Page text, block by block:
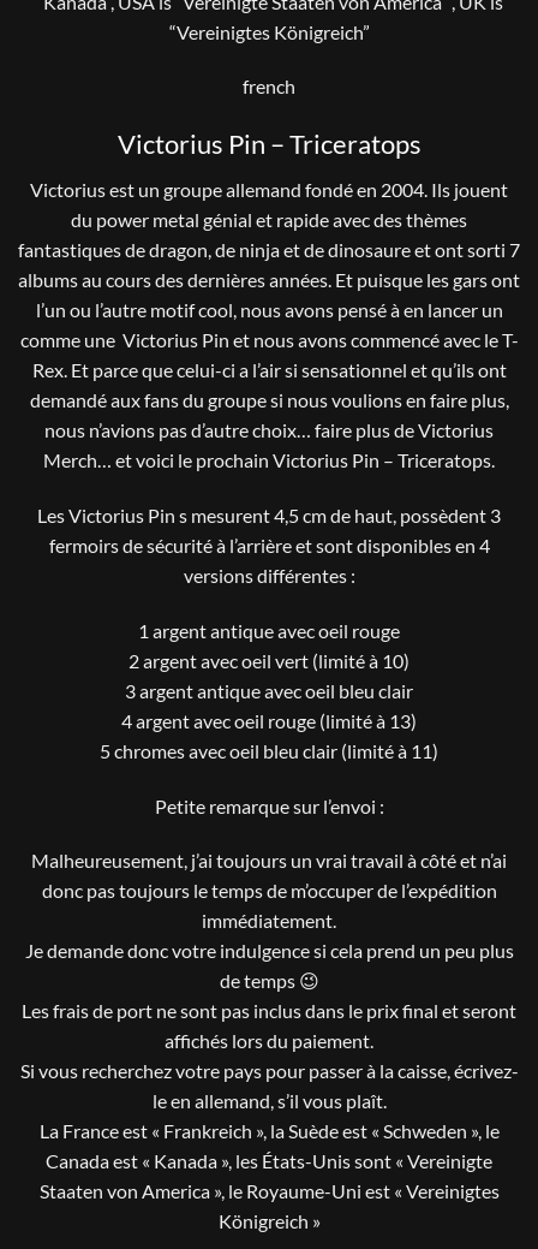
“Vereinigtes Königreich”
french
Victorius Pin – Triceratops
Victorius est un groupe allemand fondé en 2004. Ils jouent
du power metal génial et rapide avec des thèmes
fantastiques de dragon, de ninja et de dinosaure et ont sorti 7
albums au cours des dernières années. Et puisque les gars ont
l’un ou l’autre motif cool, nous avons pensé à en lancer un
comme une Victorius Pin et nous avons commencé avec le T-
Rex. Et parce que celui-ci a l’air si sensationnel et qu’ils ont
demandé aux fans du groupe si nous voulions en faire plus,
nous n’avions pas d’autre choix… faire plus de Victorius
Merch… et voici le prochain Victorius Pin – Triceratops.
Les Victorius Pin s mesurent 4,5 cm de haut, possèdent 3
fermoirs de sécurité à l’arrière et sont disponibles en 4
versions différentes :
1 argent antique avec oeil rouge
2 argent avec oeil vert (limité à 10)
3 argent antique avec oeil bleu clair
4 argent avec oeil rouge (limité à 13)
5 chromes avec oeil bleu clair (limité à 11)
Petite remarque sur l’envoi :
Malheureusement, j’ai toujours un vrai travail à côté et n’ai
donc pas toujours le temps de m’occuper de l’expédition
immédiatement.
Je demande donc votre indulgence si cela prend un peu plus
de temps 😉
Les frais de port ne sont pas inclus dans le prix final et seront
affichés lors du paiement.
Si vous recherchez votre pays pour passer à la caisse, écrivez-
le en allemand, s’il vous plaît.
La France est « Frankreich », la Suède est « Schweden », le
Canada est « Kanada », les États-Unis sont « Vereinigte
Staaten von America », le Royaume-Uni est « Vereinigtes
Königreich »